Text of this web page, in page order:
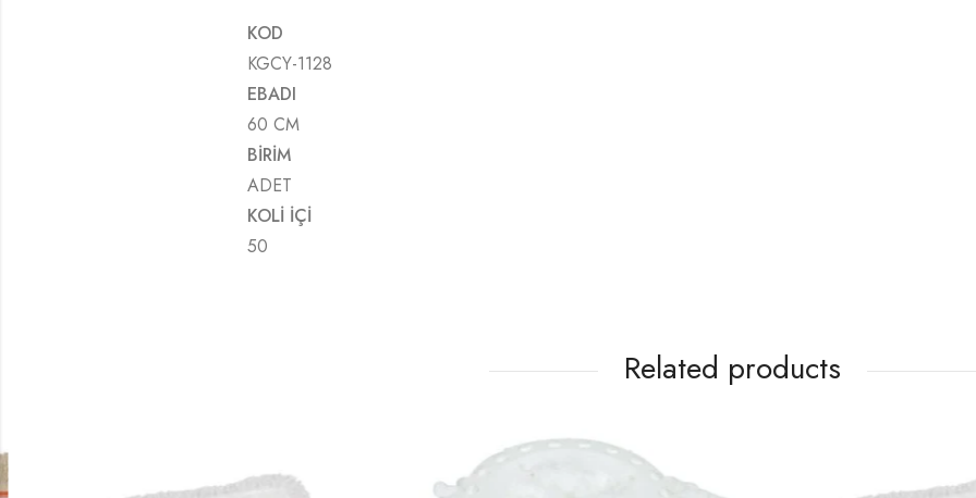
KOD
KGCY-1128
EBADI
60 CM
BİRİM
ADET
KOLİ İÇİ
50
Related products